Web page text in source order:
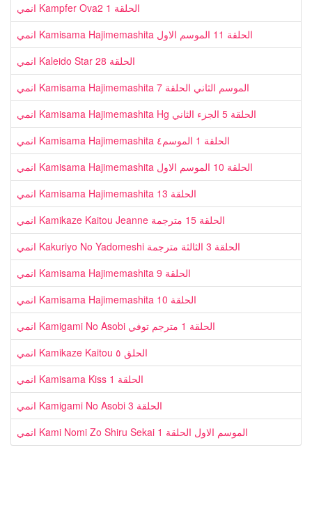
انمي Kampfer Ova2 الحلقة 1
انمي Kamisama Hajimemashita الحلقة 11 الموسم الاول
انمي Kaleido Star الحلقة 28
انمي Kamisama Hajimemashita الموسم الثاني الحلقة 7
انمي Kamisama Hajimemashita Hg الحلقة 5 الجزء الثاني
انمي Kamisama Hajimemashita الحلقة 1 الموسم٤
انمي Kamisama Hajimemashita الحلقة 10 الموسم الاول
انمي Kamisama Hajimemashita الحلقة 13
انمي Kamikaze Kaitou Jeanne الحلقة 15 مترجمة
انمي Kakuriyo No Yadomeshi الحلقة 3 الثالثة مترجمة
انمي Kamisama Hajimemashita الحلقة 9
انمي Kamisama Hajimemashita الحلقة 10
انمي Kamigami No Asobi الحلقة 1 مترجم توفي
انمي Kamikaze Kaitou الحلق ٥
انمي Kamisama Kiss الحلقة 1
انمي Kamigami No Asobi الحلقة 3
انمي Kami Nomi Zo Shiru Sekai الموسم الاول الحلقة 1